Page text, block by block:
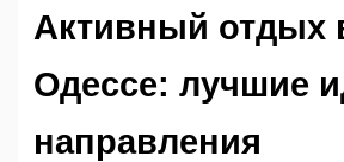
Активный отдых
Одессе: лучшие
направления